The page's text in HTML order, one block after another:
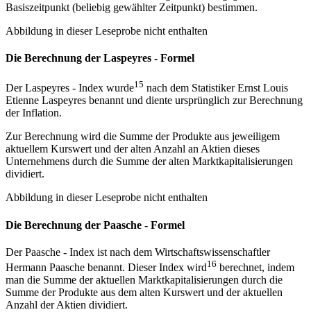
Basiszeitpunkt (beliebig gewählter Zeitpunkt) bestimmen.
Abbildung in dieser Leseprobe nicht enthalten
Die Berechnung der Laspeyres - Formel
Der Laspeyres - Index wurde15 nach dem Statistiker Ernst Louis
Etienne Laspeyres benannt und diente ursprünglich zur Berechnung
der Inflation.
Zur Berechnung wird die Summe der Produkte aus jeweiligem
aktuellem Kurswert und der alten Anzahl an Aktien dieses
Unternehmens durch die Summe der alten Marktkapitalisierungen
dividiert.
Abbildung in dieser Leseprobe nicht enthalten
Die Berechnung der Paasche - Formel
Der Paasche - Index ist nach dem Wirtschaftswissenschaftler
Hermann Paasche benannt. Dieser Index wird16 berechnet, indem
man die Summe der aktuellen Marktkapitalisierungen durch die
Summe der Produkte aus dem alten Kurswert und der aktuellen
Anzahl der Aktien dividiert.